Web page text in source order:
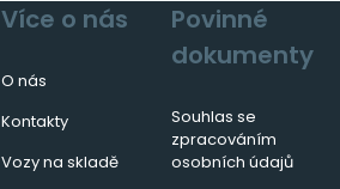
Více o nás
O nás
Kontakty
Vozy na skladě
Povinné
dokumenty
Souhlas se
zpracováním
osobních údajů